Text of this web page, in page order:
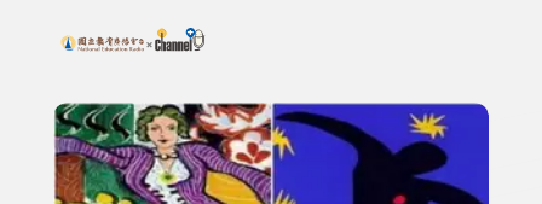
上方功能區塊
搜尋關鍵字：可輸入節目名稱、主持人或關鍵字